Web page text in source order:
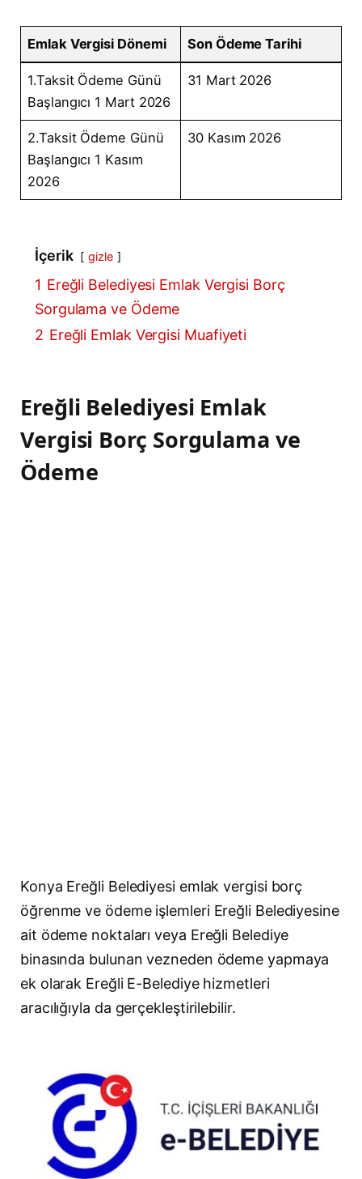
Emlak Vergisi Dönemi Son Ödeme Tarihi
1.Taksit Ödeme Günü
Başlangıcı 1 Mart 2026
31 Mart 2026
2.Taksit Ödeme Günü
Başlangıcı 1 Kasım
2026
30 Kasım 2026
İçerik gizle
1 Ereğli Belediyesi Emlak Vergisi Borç
Sorgulama ve Ödeme
2 Ereğli Emlak Vergisi Muafiyeti
Ereğli Belediyesi Emlak
Vergisi Borç Sorgulama ve
Ödeme
Konya Ereğli Belediyesi emlak vergisi borç
öğrenme ve ödeme işlemleri Ereğli Belediyesine
ait ödeme noktaları veya Ereğli Belediye
binasında bulunan vezneden ödeme yapmaya
ek olarak Ereğli E-Belediye hizmetleri
aracılığıyla da gerçekleştirilebilir.